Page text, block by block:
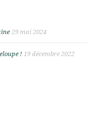
29 mai 2024
! 19 décembre 2022